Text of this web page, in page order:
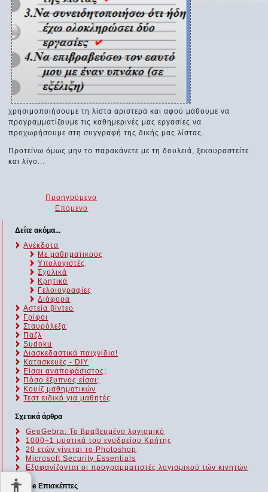
χρησιμοποιήσουμε τη λίστα αριστερά και αφού μάθουμε να
προγραμματίζουμε τις καθημερινές μας εργασίες να
προχωρήσουμε στη συγγραφή της δικής μας λίστας.
Προτείνω όμως μην το παρακάνετε με τη δουλειά, ξεκουραστείτε
και λίγο...
Προηγούμενο
Επόμενο
Δείτε ακόμα...
Ανέκδοτα
Με μαθηματικούς
Υπολογιστές
Σχολικά
Κρητικά
Γελοιογραφίες
Διάφορα
Αστεία βίντεο
Γρίφοι
Σταυρόλεξα
Παζλ
Sudoku
Διασκεδαστικά παιχνίδια!
Κατασκευές - DIY
Είσαι αναποφάσιστος;
Πόσο έξυπνος είσαι;
Kουίζ μαθηματικών
Τεστ ειδικό για μαθητές
Σχετικά άρθρα
GeoGebra: Το βραβευμένο λογισμικό
1000+1 μυστικά του ενυδρείου Κρήτης
20 ετών γίνεται το Photoshop
Microsoft Security Essentials
Εξαφανίζονται οι προγραμματιστές λογισμικού τών κινητών
Online Επισκέπτες